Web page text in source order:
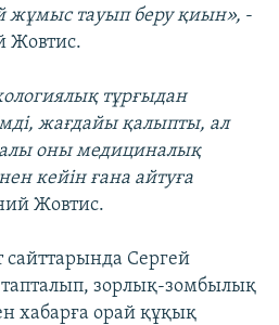
жұмыс тауып беру қиын», -
Жовтис.
тұрғыдан
жағдайы қалыпты, ал
оны медициналық
кейін ғана айтуға
Жовтис.
сайттарында Сергей
зорлық-зомбылық
хабарға орай құқық